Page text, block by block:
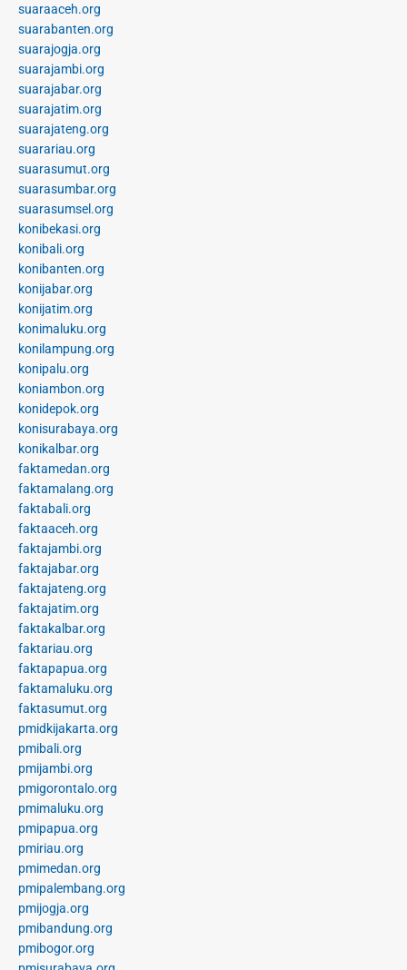
suaraaceh.org
suarabanten.org
suarajogja.org
suarajambi.org
suarajabar.org
suarajatim.org
suarajateng.org
suarariau.org
suarasumut.org
suarasumbar.org
suarasumsel.org
konibekasi.org
konibali.org
konibanten.org
konijabar.org
konijatim.org
konimaluku.org
konilampung.org
konipalu.org
koniambon.org
konidepok.org
konisurabaya.org
konikalbar.org
faktamedan.org
faktamalang.org
faktabali.org
faktaaceh.org
faktajambi.org
faktajabar.org
faktajateng.org
faktajatim.org
faktakalbar.org
faktariau.org
faktapapua.org
faktamaluku.org
faktasumut.org
pmidkijakarta.org
pmibali.org
pmijambi.org
pmigorontalo.org
pmimaluku.org
pmipapua.org
pmiriau.org
pmimedan.org
pmipalembang.org
pmijogja.org
pmibandung.org
pmibogor.org